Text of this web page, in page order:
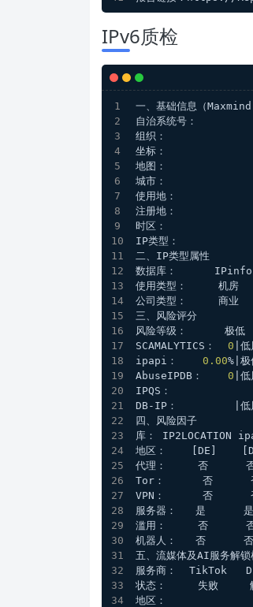
IPv6质检
一、基础信息（Maxmind
自治系统号：
组织：
坐标
地图：
城市：
使用地：
注册地：
时区：
IP类型：
二、IP类型属性
数据库：
使用类型：
公司类型：
三、风险评分
风险等级：
SCAMALYTICS： 0 |
ipapi： 0.00%|极
AbuseIPDB： 0 |
IPQS
DB-IP：         |低
四、风险因子
库： IP2LOCATION
地区：    [DE]
代理：     否
Tor：      否
VPN：      否
服务器：   是
滥用：     否
机器人：   否
五、流媒体及AI服务解锁
服务商：  TikTok
状态：     失败
地区：